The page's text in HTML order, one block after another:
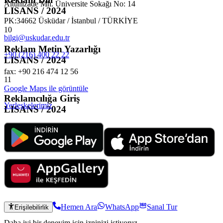
LISANS / 2024
10
Reklam Metin Yazarlığı
LISANS / 2024
11
Reklamcılığa Giriş
LISANS / 2024
Altunizade Mh. Üniversite Sokağı No: 14
PK:34662 Üsküdar / İstanbul / TÜRKİYE
bilgi@uskudar.edu.tr
+90 (216) 400 22 22
fax: +90 216 474 12 56
Google Maps ile görüntüle
Yerleşkelerimiz
Erişilebilirlik Hemen Ara WhatsApp
Sanal Tur